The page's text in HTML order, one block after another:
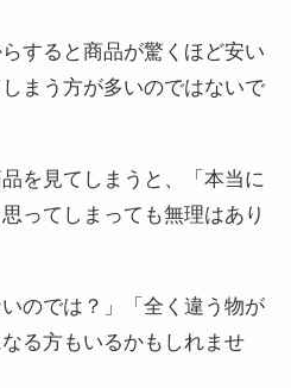
すると商品が驚くほど安い
まう方が多いのではないで
を見てしまうと、「本当に
ってしまっても無理はあり
のでは？」「全く違う物が
る方もいるかもしれませ